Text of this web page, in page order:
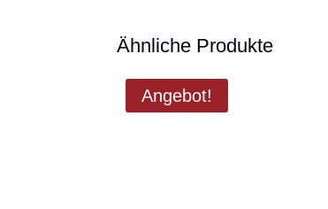
Ähnliche Produkte
Angebot!